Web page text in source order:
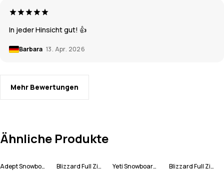
In jeder Hinsicht gut! 👍
Barbara 13. Apr. 2026
Mehr Bewertungen
Ähnliche Produkte
Adept Snowboardjacke Herren
Blizzard Full Zip Snowboardjacke Herren
Yeti Snowboardjacke Herren
Blizzard Full Zip Snowboardjacke Herren